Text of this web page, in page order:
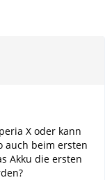
X oder kann
auch beim ersten
Akku die ersten